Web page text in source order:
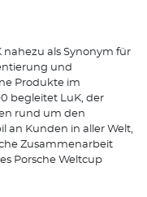
nahezu als Synonym für
und
Produkte im
begleitet LuK, der
rund um den
an Kunden in aller Welt,
Zusammenarbeit
Porsche Weltcup